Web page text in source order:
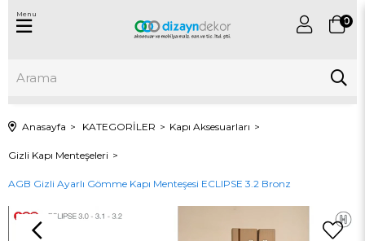
0
Menu
Anasayfa KATEGORİLER Kapı Aksesuarları
Gizli Kapı Menteşeleri
AGB Gizli Ayarlı Gömme Kapı Menteşesi ECLIPSE 3.2 Bronz